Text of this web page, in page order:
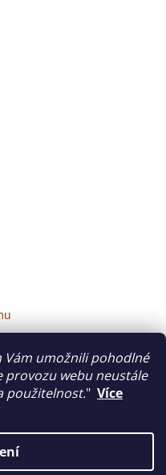
Vám umožnili pohodlné
provozu webu neustále
použitelnost." Více
autorským právem.